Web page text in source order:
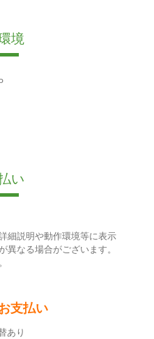
境
い
細説明や動作環境等に表示
異なる場合がございます。
支払い
あり